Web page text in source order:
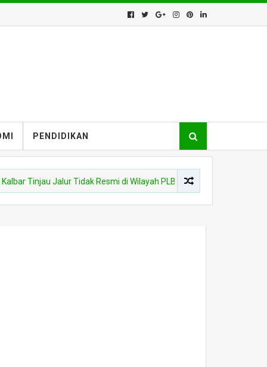
PENDIDIKAN
Jalur Tidak Resmi di Wilayah PLBN Nanga Badau